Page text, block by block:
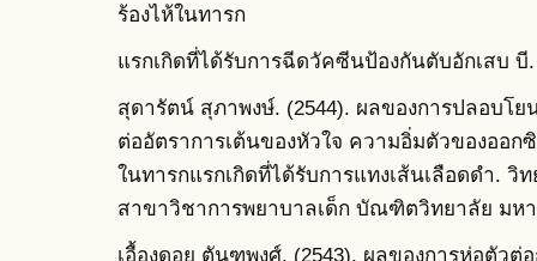
ร้องไห้ในทารก
แรกเกิดที่ได้รับการฉีดวัคซีนป้องกันตับอักเสบ บี
สุดารัตน์ สุภาพงษ์. (2544). ผลของการปลอบโ
ต่ออัตราการเต้นของหัวใจ ความอิ่มตัวของออก
ในทารกแรกเกิดที่ได้รับการแทงเส้นเลือดดำ.
สาขาวิชาการพยาบาลเด็ก บัณฑิตวิทยาลัย มห
เอื้องดอย ตันฑพงศ์. (2543). ผลของการห่อตัว